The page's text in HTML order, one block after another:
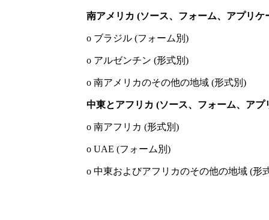
南アメリカ (ソース、フォーム、アプリケ
o ブラジル (フォーム別)
o アルゼンチン (形式別)
o 南アメリカのその他の地域 (形式別)
中東とアフリカ (ソース、フォーム、アプ
o 南アフリカ (形式別)
o UAE (フォーム別)
o 中東およびアフリカのその他の地域 (形